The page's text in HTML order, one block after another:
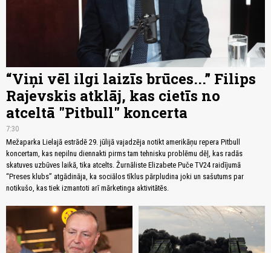
“Viņi vēl ilgi laizīs brūces...” Filips
Rajevskis atklāj, kas cietīs no
atceltā "Pitbull" koncerta
7:30
Mežaparka Lielajā estrādē 29. jūlijā vajadzēja notikt amerikāņu repera Pitbull
koncertam, kas nepilnu diennakti pirms tam tehnisku problēmu dēļ, kas radās
skatuves uzbūves laikā, tika atcelts. Žurnāliste Elizabete Puče TV24 raidījumā
“Preses klubs” atgādināja, ka sociālos tīklus pārpludina joki un sašutums par
notikušo, kas tiek izmantoti arī mārketinga aktivitātēs.